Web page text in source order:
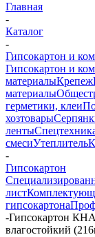
Главная
-
Каталог
-
Гипсокартон и
Гипсокартон и
материалыКрепеж
материалы
герметики, клеи
хозтовары
ленты
смесиУтеплитель
-
Гипсокартон
лист
гипсокартона
-Гипсокартон
влагостойкий